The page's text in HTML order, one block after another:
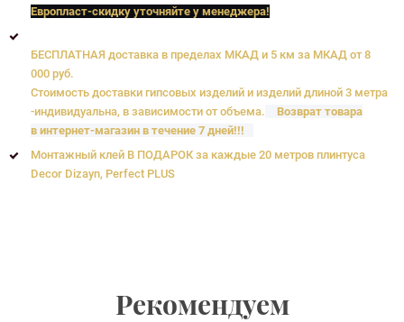
Европласт-скидку уточняйте у менеджера!
БЕСПЛАТНАЯ доставка в пределах МКАД и 5 км за МКАД от 8
000 руб.
Стоимость доставки гипсовых изделий и изделий длиной 3 метра
-индивидуальна, в зависимости от объема.
Возврат товара
в интернет-магазин в течение 7 дней!!!
Монтажный клей В ПОДАРОК за каждые 20 метров плинтуса
Decor Dizayn, Perfect PLUS
Рекомендуем